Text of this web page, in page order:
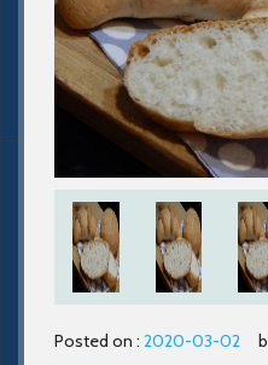
Posted on : 2020-03-02